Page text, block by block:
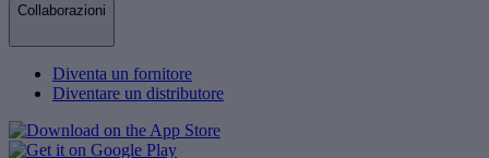
Collaborazioni
Diventa un fornitore
Diventare un distributore